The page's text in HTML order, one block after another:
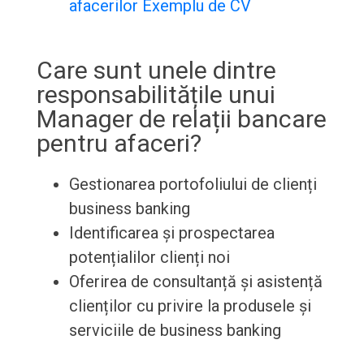
afacerilor Exemplu de CV
Care sunt unele dintre
responsabilitățile unui
Manager de relații bancare
pentru afaceri?
Gestionarea portofoliului de clienți
business banking
Identificarea și prospectarea
potențialilor clienți noi
Oferirea de consultanță și asistență
clienților cu privire la produsele și
serviciile de business banking